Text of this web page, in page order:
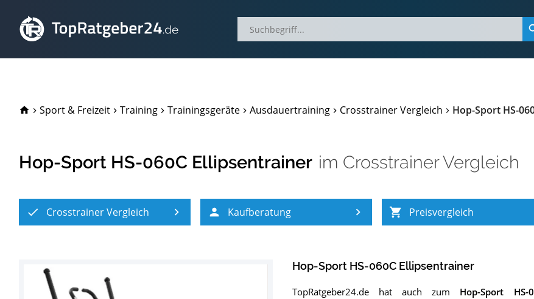
TopRatgeber24.de
Sport & Freizeit Training Trainingsgeräte Ausdauertraining Crosstrainer Vergleich Hop-Sport HS-
Hop-Sport HS-060C Ellipsentrainer im Crosstrainer Vergleich
Crosstrainer Vergleich Kaufberatung Preisvergleich
Hop-Sport HS-060C Ellipsentrainer
TopRatgeber24.de hat auch zum Hop-Sport HS-